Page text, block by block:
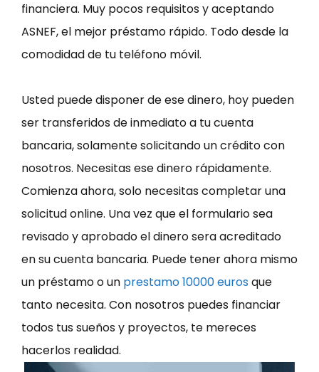
financiera. Muy pocos requisitos y aceptando
ASNEF, el mejor préstamo rápido. Todo desde la
comodidad de tu teléfono móvil.
Usted puede disponer de ese dinero, hoy pueden
ser transferidos de inmediato a tu cuenta
bancaria, solamente solicitando un crédito con
nosotros. Necesitas ese dinero rápidamente.
Comienza ahora, solo necesitas completar una
solicitud online. Una vez que el formulario sea
revisado y aprobado el dinero sera acreditado
en su cuenta bancaria. Puede tener ahora mismo
un préstamo o un prestamo 10000 euros que
tanto necesita. Con nosotros puedes financiar
todos tus sueños y proyectos, te mereces
hacerlos realidad.